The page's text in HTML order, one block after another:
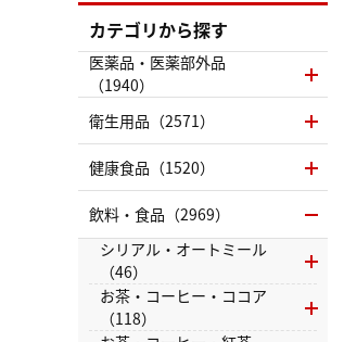
カテゴリから探す
医薬品・医薬部外品
（1940）
衛生用品（2571）
健康食品（1520）
飲料・食品（2969）
シリアル・オートミール
（46）
お茶・コーヒー・ココア
（118）